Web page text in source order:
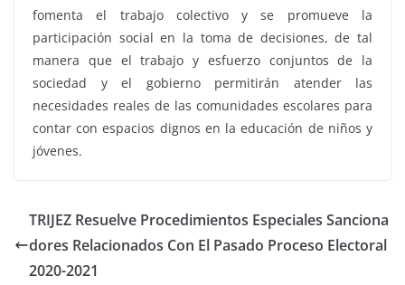
fomenta el trabajo colectivo y se promueve la
participación social en la toma de decisiones, de tal
manera que el trabajo y esfuerzo conjuntos de la
sociedad y el gobierno permitirán atender las
necesidades reales de las comunidades escolares para
contar con espacios dignos en la educación de niños y
jóvenes.
TRIJEZ Resuelve Procedimientos Especiales Sanciona
dores Relacionados Con El Pasado Proceso Electoral
2020-2021